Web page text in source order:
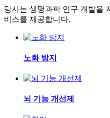
당사는 생명과학 연구 개발을
비스를 제공합니다.
노화 방지
뇌 기능 개선제